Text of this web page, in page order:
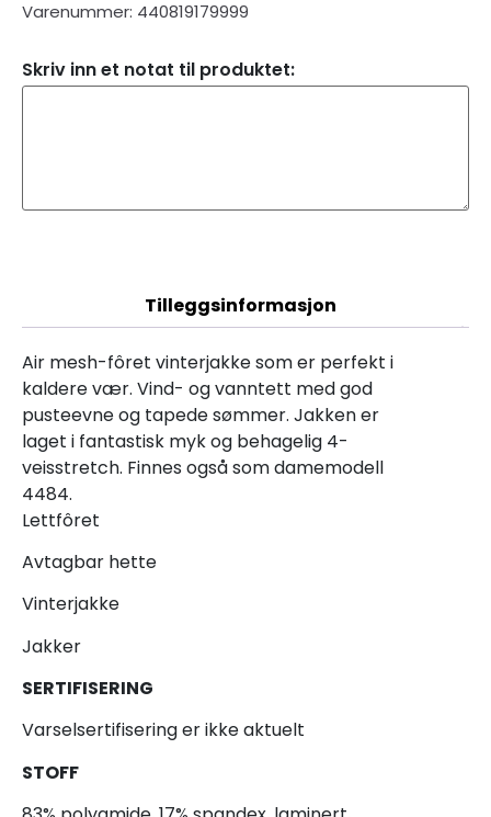
Varenummer: 440819179999
Skriv inn et notat til produktet:
Tilleggsinformasjon
Air mesh-fôret vinterjakke som er perfekt i
kaldere vær. Vind- og vanntett med god
pusteevne og tapede sømmer. Jakken er
laget i fantastisk myk og behagelig 4-
veisstretch. Finnes også som damemodell
4484.
Lettfôret
Avtagbar hette
Vinterjakke
Jakker
SERTIFISERING
Varselsertifisering er ikke aktuelt
STOFF